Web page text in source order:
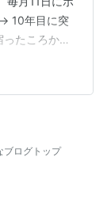
10年目に突
たころから
はないので
。 直火式エス
りません
テムを新規
ブログトップ